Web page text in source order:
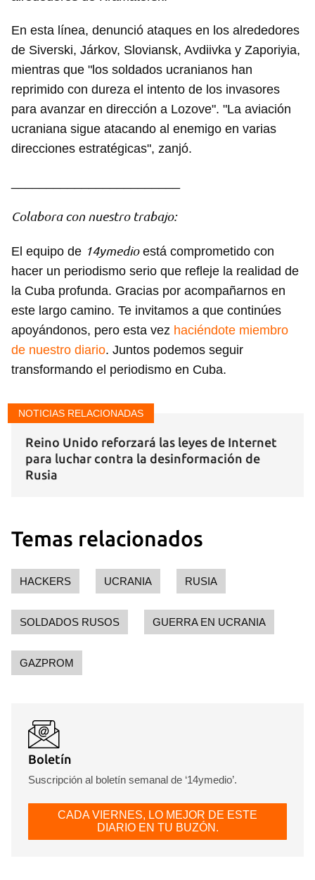
En esta línea, denunció ataques en los alrededores
de Siverski, Járkov, Sloviansk, Avdiivka y Zaporiyia,
mientras que "los soldados ucranianos han
reprimido con dureza el intento de los invasores
para avanzar en dirección a Lozove". "La aviación
ucraniana sigue atacando al enemigo en varias
direcciones estratégicas", zanjó.
Colabora con nuestro trabajo:
El equipo de 14ymedioestá comprometido con
hacer un periodismo serio que refleje la realidad de
la Cuba profunda. Gracias por acompañarnos en
este largo camino. Te invitamos a que continúes
apoyándonos, pero esta vez haciéndote miembro
de nuestro diario. Juntos podemos seguir
transformando el periodismo en Cuba.
NOTICIAS RELACIONADAS
Reino Unido reforzará las leyes de Internet
para luchar contra la desinformación de
Rusia
Temas relacionados
HACKERS UCRANIA RUSIA
SOLDADOS RUSOS GUERRA EN UCRANIA
GAZPROM
Boletín
Suscripción al boletín semanal de ‘14ymedio’.
CADA VIERNES, LO MEJOR DE ESTE
DIARIO EN TU BUZÓN.